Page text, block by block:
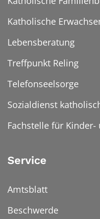
Katholische
Lebensberatung
Treffpunkt Reling
Telefonseelsorge
Sozialdienst
Fachstelle für Kinder-
Service
Amtsblatt
Beschwerde